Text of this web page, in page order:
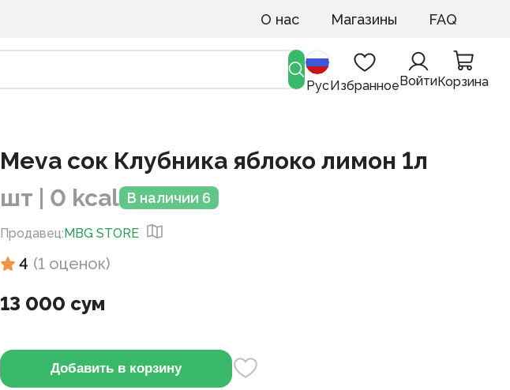
О нас Магазины FAQ
РусИзбранноеВойтиКорзина
Meva сок Клубника яблоко лимон 1л
шт | 0 kcal В наличии 6
Продавец:MBG STORE
4 (1 оценок)
13 000 сум
Добавить в корзину